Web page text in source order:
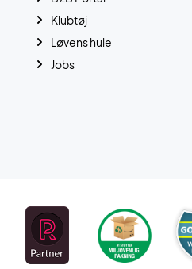
Klubtøj
Løvens hule
Jobs